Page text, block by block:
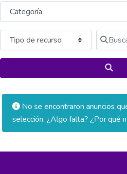
Categoría
Buscar
No se encontraron anuncios
selección. ¿Algo falta? ¿Por qué